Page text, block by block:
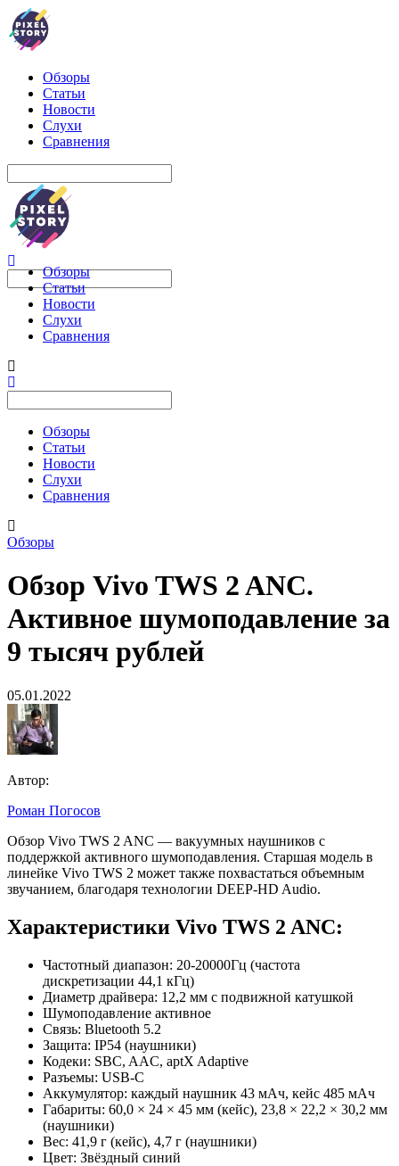
Обзоры
Статьи
Новости
Слухи
Сравнения
Обзоры
Статьи
Новости
Слухи
Сравнения
Обзоры
Статьи
Новости
Слухи
Сравнения
Обзоры
Обзор Vivo TWS 2 ANC.
Активное шумоподавление за
9 тысяч рублей
05.01.2022
Автор:
Роман Погосов
Обзор
Vivo
TWS
2
ANC.
Активное
шумоподавление
тысяч
рублей
Обзор Vivo TWS 2 ANC — вакуумных наушников с
поддержкой активного шумоподавления. Старшая модель в
линейке Vivo TWS 2 может также похвастаться объемным
звучанием, благодаря технологии DEEP-HD Audio.
Характеристики Vivo TWS 2 ANC:
Частотный диапазон: 20-20000Гц (частота
дискретизации 44,1 кГц)
Диаметр драйвера: 12,2 мм с подвижной катушкой
Шумоподавление активное
Связь: Bluetooth 5.2
Защита: IP54 (наушники)
Кодеки: SBC, AAC, aptX Adaptive
Разъемы: USB-C
Аккумулятор: каждый наушник 43 мАч, кейс 485 мАч
Габариты: 60,0 × 24 × 45 мм (кейс), 23,8 × 22,2 × 30,2 мм
(наушники)
Вес: 41,9 г (кейс), 4,7 г (наушники)
Цвет: Звёздный синий